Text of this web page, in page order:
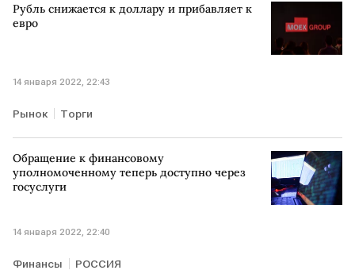
Рубль снижается к доллару и прибавляет к
евро
14 января 2022, 22:43
Рынок Торги
Обращение к финансовому
уполномоченному теперь доступно через
госуслуги
14 января 2022, 22:40
Финансы РОССИЯ